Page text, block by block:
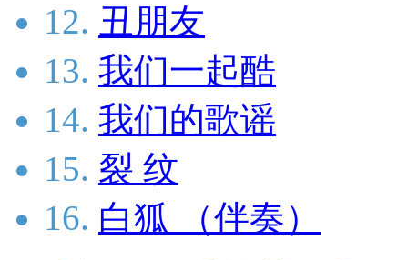
12. 丑朋友
13. 我们一起酷
14. 我们的歌谣
15. 裂 纹
16. 白狐 （伴奏）